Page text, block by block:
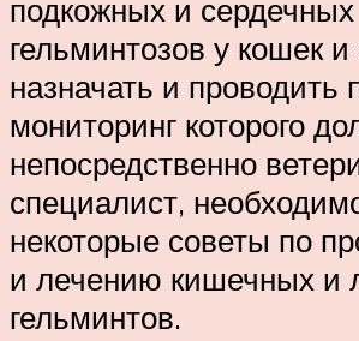
подкожных и сердечных
гельминтозов у кошек и
назначать и проводить
мониторинг которого
непосредственно
специалист,
некоторые советы по
и лечению кишечных и
гельминтов.